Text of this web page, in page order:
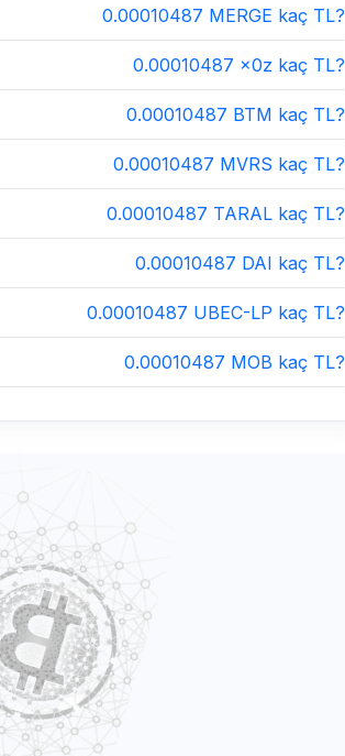
0.00010487 MERGE kaç TL?
0.00010487 x0z kaç TL?
0.00010487 BTM kaç TL?
0.00010487 MVRS kaç TL?
0.00010487 TARAL kaç TL?
0.00010487 DAI kaç TL?
0.00010487 UBEC-LP kaç TL?
0.00010487 MOB kaç TL?